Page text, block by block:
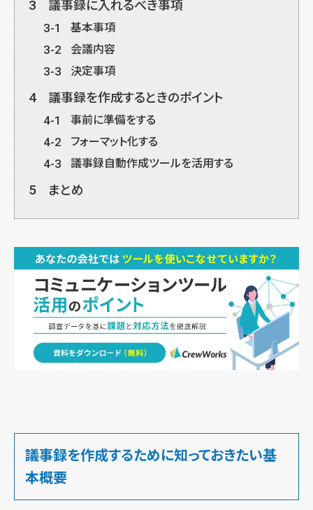
3 議事録に入れるべき事項
3-1 基本事項
3-2 会議内容
3-3 決定事項
4 議事録を作成するときのポイント
4-1 事前に準備をする
4-2 フォーマット化する
4-3 議事録自動作成ツールを活用する
5 まとめ
議事録を作成するために知っておきたい基
本概要